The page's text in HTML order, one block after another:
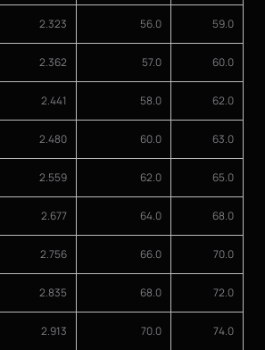
59.0
56.0
2.323
60.0
57.0
2.362
62.0
58.0
2.441
63.0
60.0
2.480
65.0
62.0
2.559
68.0
64.0
2.677
70.0
66.0
2.756
72.0
68.0
2.835
74.0
70.0
2.913